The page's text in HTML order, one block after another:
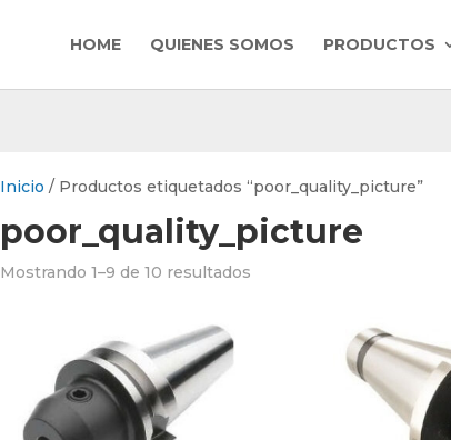
HOME QUIENES SOMOS PRODUCTOS
Inicio / Productos etiquetados “poor_quality_picture”
poor_quality_picture
Mostrando 1–9 de 10 resultados